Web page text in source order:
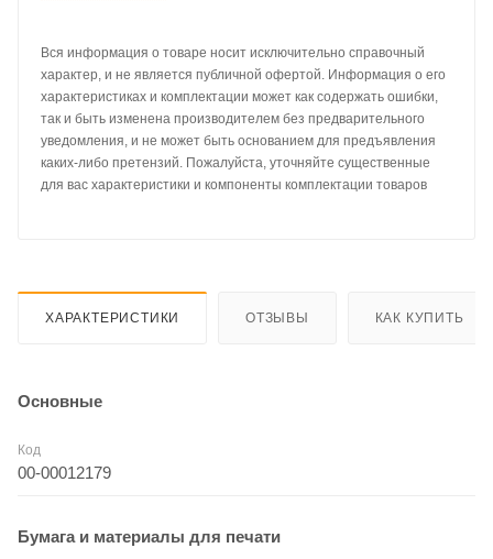
Вся информация о товаре носит исключительно справочный
характер, и не является публичной офертой. Информация о его
характеристиках и комплектации может как содержать ошибки,
так и быть изменена производителем без предварительного
уведомления, и не может быть основанием для предъявления
каких-либо претензий. Пожалуйста, уточняйте существенные
для вас характеристики и компоненты комплектации товаров
ХАРАКТЕРИСТИКИ ОТЗЫВЫ КАК КУПИТЬ
Основные
Код
00-00012179
Бумага и материалы для печати